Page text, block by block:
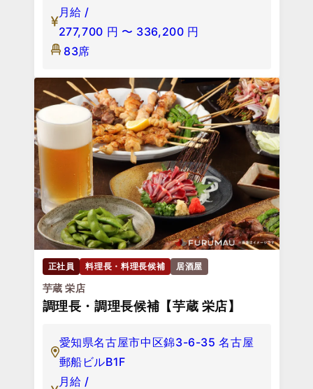
月給 /
277,700 円 〜 336,200 円
83席
正社員 料理長・料理長候補 居酒屋
芋蔵 栄店
調理長・調理長候補【芋蔵 栄店】
愛知県名古屋市中区錦3-6-35 名古屋
郵船ビルB1F
月給 /